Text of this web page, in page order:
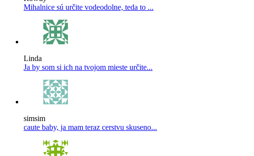
Mihalnice sú určite vodeodolne, teda to ...
Linda
Ja by som si ich na tvojom mieste určite...
simsim
caute baby, ja mam teraz cerstvu skuseno...